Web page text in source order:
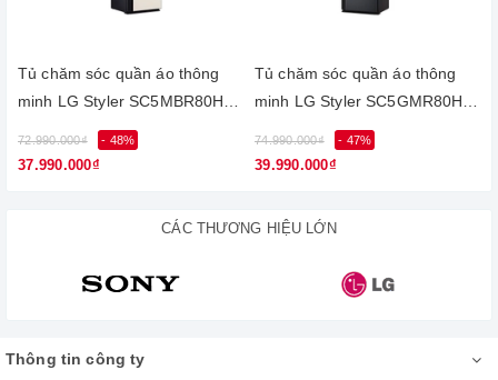
Bảo vệ làn da, tiêu diệt các tác nhân
gây dị ứng nhờ công nghệ giặt hơi
Tủ chăm sóc quần áo thông
minh LG Styler SC5MBR80H |
5 móc Màu be
72.990.000₫ - 48%
37.990.000₫
Tủ chăm sóc quần áo thông
minh LG Styler SC5GMR80H |
5 móc Màu gương kính đen
74.990.000₫ - 47%
39.990.000₫
CÁC THƯƠNG HIỆU LỚN
Thông tin công ty